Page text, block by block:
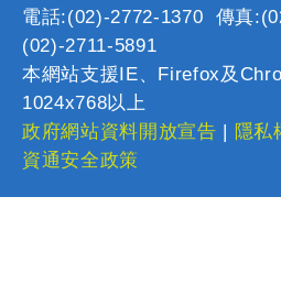
電話:(02)-2772-1370 傳真
(02)-2711-5891
本網站支援IE、Firefox及
1024x768以上
政府網站資料開放宣告 | 隱私
資通安全政策